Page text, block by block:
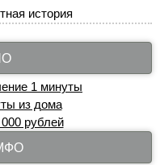
история
1 минуты
из дома
рублей